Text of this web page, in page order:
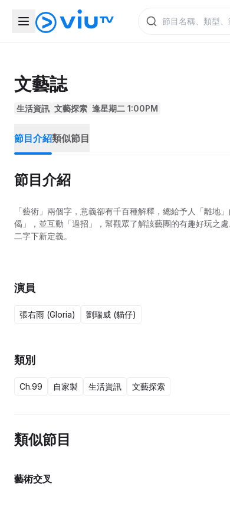
文藝誌
生活資訊 文藝探索 逢星期二 1:00PM
節目介紹類似節目
節目介紹
「藝術」兩個字，意義卻有千百種解釋，總給予人「離地
偈」，並互動「過招」，幫觀眾了解該藝團的有趣好玩之
二字下新定義。
演員
張右雨 (Gloria) 劉瑞威 (貓仔)
類別
Ch.99 自家製 生活資訊 文藝探索
類似節目
藝術交叉